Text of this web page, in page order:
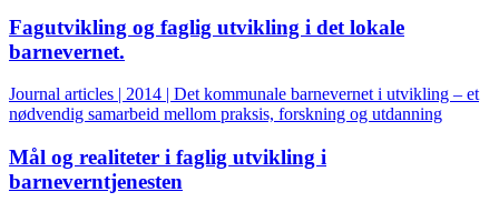
Fagutvikling og faglig utvikling i det lokale
barnevernet.
Journal articles | 2014 | Det kommunale barnevernet i utvikling – et
nødvendig samarbeid mellom praksis, forskning og utdanning
Mål og realiteter i faglig utvikling i
barneverntjenesten